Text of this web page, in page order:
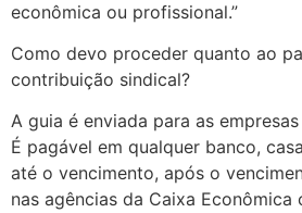
econômica ou profissional.”
Como devo proceder quanto ao
contribuição sindical?
A guia é enviada para as
É pagável em qualquer banco,
até o vencimento, após o
nas agências da Caixa Econômica